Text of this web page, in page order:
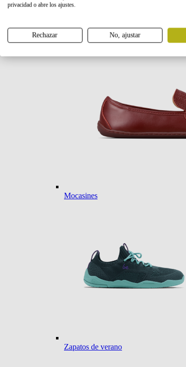
Mocasines
Zapatos de verano
privacidad o abre los ajustes.
Rechazar No, ajustar